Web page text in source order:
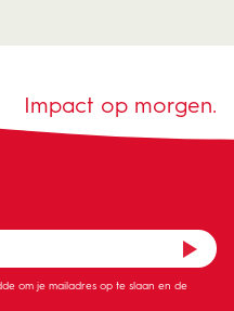
om je mailadres op te slaan en de
Impact op morgen.